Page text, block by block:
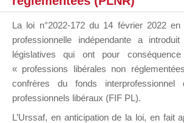
DU
La loi n°2022-172 du 14 février 2022 en
professionnelle indépendante a
législatives qui ont pour
« professions libérales non
confrères du fonds interprofessionnel
professionnels libéraux (FIF PL).
L’Urssaf, en anticipation de la loi, en fait